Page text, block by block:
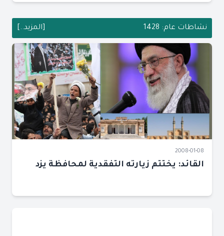
نشاطات عام: 1428 [المزيد..]
2008-01-08
القائد: يختتم زيارته التفقدية لمحافظة يزد